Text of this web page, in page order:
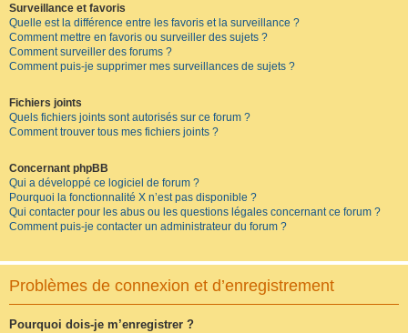
Surveillance et favoris
Quelle est la différence entre les favoris et la surveillance ?
Comment mettre en favoris ou surveiller des sujets ?
Comment surveiller des forums ?
Comment puis-je supprimer mes surveillances de sujets ?
Fichiers joints
Quels fichiers joints sont autorisés sur ce forum ?
Comment trouver tous mes fichiers joints ?
Concernant phpBB
Qui a développé ce logiciel de forum ?
Pourquoi la fonctionnalité X n’est pas disponible ?
Qui contacter pour les abus ou les questions légales concernant ce forum ?
Comment puis-je contacter un administrateur du forum ?
Problèmes de connexion et d’enregistrement
Pourquoi dois-je m’enregistrer ?